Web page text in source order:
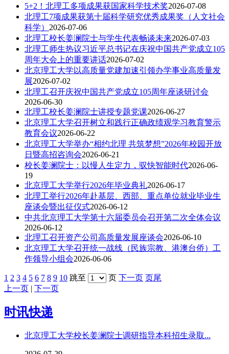
5+2！北理工多项成果获国家科学技术奖2026-07-08
北理工7项成果获第十届科学研究优秀成果奖（人文社会
科学） 2026-07-06
北理工校长姜澜院士与学生代表畅谈未来2026-07-03
北理工师生热议习近平总书记在庆祝中国共产党成立105
周年大会上的重要讲话2026-07-02
北京理工大学以高质量党建加速引领办学事业高质量发
展2026-07-02
北理工召开庆祝中国共产党成立105周年座谈研讨会
2026-06-30
北理工校长姜澜院士讲授专题党课2026-06-27
北京理工大学召开树立和践行正确政绩观学习教育警示
教育会议2026-06-22
北京理工大学举办“相约北理 共筑梦想”2026年校园开放
日暨高招咨询会2026-06-21
校长姜澜院士：以慢人生定力，驭快智能时代2026-06-
19
北京理工大学举行2026年毕业典礼2026-06-17
北理工举行2026年赴基层、西部、重点单位就业毕业生
座谈会暨出征仪式2026-06-12
中共北京理工大学第十六届委员会召开第二次全体会议
2026-06-12
北理工召开资产公司高质量发展座谈会2026-06-10
北京理工大学召开统一战线（民族宗教、港澳台侨）工
作领导小组会2026-06-06
1 2 3 4 5 6 7 8 9 10 跳至 页 下一页 页尾
上一页 | 下一页
时讯快递
北京理工大学校长姜澜院士调研指导本科招生录取...